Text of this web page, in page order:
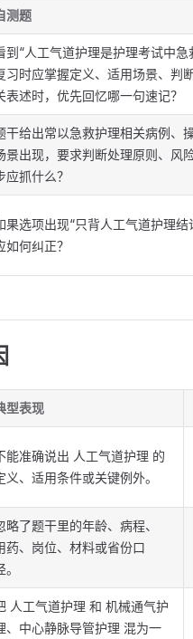
测题
到“人工气道护理是护理考试中急
习时应掌握定义、适用场景、判
表述时，优先回忆哪一句速记？
干给出常以急救护理相关病例、
景出现，要求判断处理原则、风
应抓什么？
果选项出现“只背人工气道护理结
如何纠正？
型表现
能准确说出 人工气道护理 的
义、适用条件或关键例外。
略了题干里的年龄、病程、
药、岗位、材料或省份口
。
人工气道护理 和 机械通气护
、中心静脉导管护理 混为一